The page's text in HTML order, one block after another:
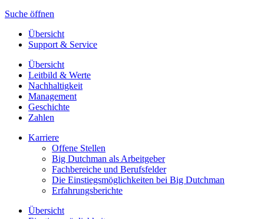
Suche öffnen
Übersicht
Support & Service
Übersicht
Leitbild & Werte
Nachhaltigkeit
Management
Geschichte
Zahlen
Karriere
Offene Stellen
Big Dutchman als Arbeitgeber
Fachbereiche und Berufsfelder
Die Einstiegsmöglichkeiten bei Big Dutchman
Erfahrungsberichte
Übersicht